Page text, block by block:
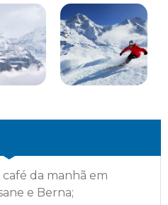
da manhã em
e Berna;